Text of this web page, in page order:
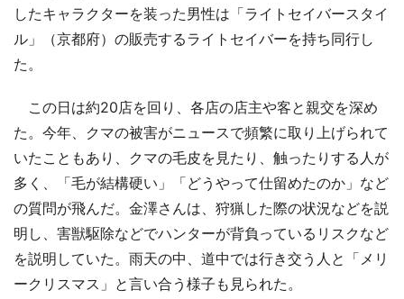
したキャラクターを装った男性は「ライトセイバースタイ
ル」（京都府）の販売するライトセイバーを持ち同行し
た。
この日は約20店を回り、各店の店主や客と親交を深め
た。今年、クマの被害がニュースで頻繁に取り上げられて
いたこともあり、クマの毛皮を見たり、触ったりする人が
多く、「毛が結構硬い」「どうやって仕留めたのか」など
の質問が飛んだ。金澤さんは、狩猟した際の状況などを説
明し、害獣駆除などでハンターが背負っているリスクなど
を説明していた。雨天の中、道中では行き交う人と「メリ
ークリスマス」と言い合う様子も見られた。